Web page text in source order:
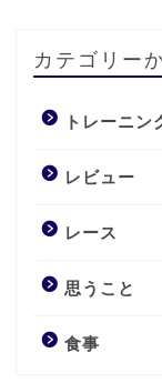
カテゴリー
トレーニン
レビュー
レース
思うこと
食事